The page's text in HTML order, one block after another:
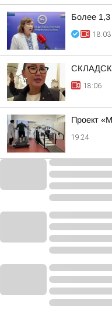
Более
18:03
18:06
Проект
19:24